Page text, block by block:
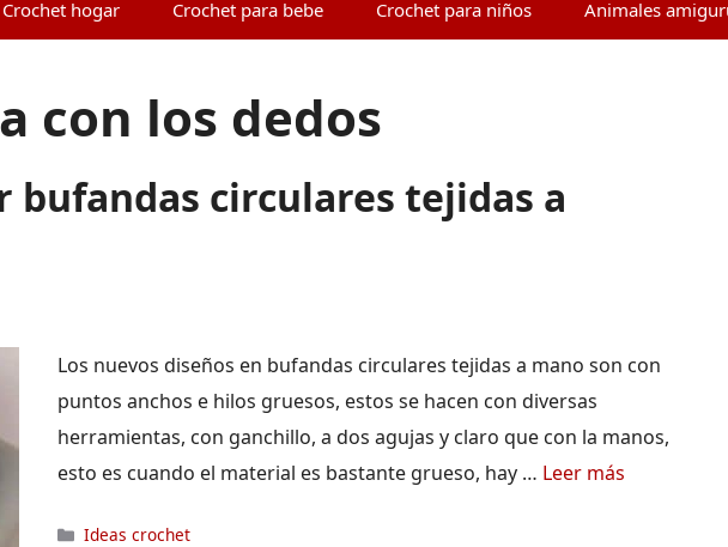
Crochet hogar Crochet para bebe Crochet para niños Animales
con los dedos
bufandas circulares tejidas a
Los nuevos diseños en bufandas circulares tejidas a mano son con
puntos anchos e hilos gruesos, estos se hacen con diversas
herramientas, con ganchillo, a dos agujas y claro que con la manos,
esto es cuando el material es bastante grueso, hay … Leer más
Categorías
Ideas crochet